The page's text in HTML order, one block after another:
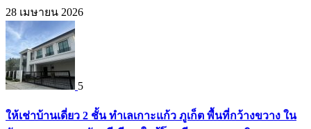
28 เมษายน 2026
5
ให้เช่าบ้านเดี่ยว 2 ชั้น ทำเลเกาะแก้ว ภูเก็ต พื้นที่กว้างขวาง ใน